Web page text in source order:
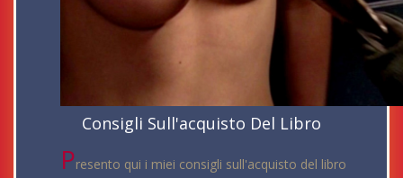
Consigli Sull'acquisto Del Libro
Presento qui i miei consigli sull'acquisto del libro